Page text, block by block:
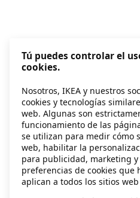
Tú puedes controlar el
cookies.
Nosotros, IKEA y nuestros
cookies y tecnologías
web. Algunas son
funcionamiento de las
se utilizan para medir cómo
web, habilitar la
para publicidad, marketing y
preferencias de cookies que
aplican a todos los sitios web